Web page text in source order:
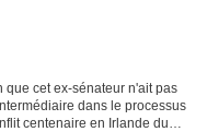
cet ex-sénateur n'ait pas
dans le processus
centenaire en Irlande du